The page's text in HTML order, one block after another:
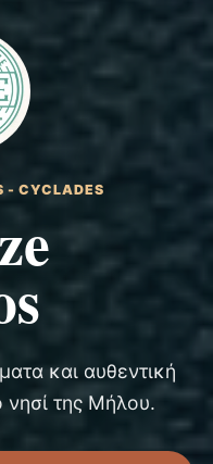
- CYCLADES
και αυθεντική
νησί της Μήλου.